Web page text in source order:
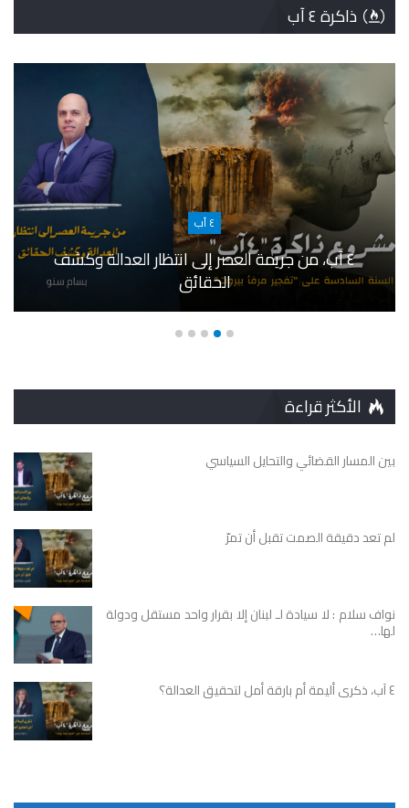
ذاكرة ٤ آب
٤ آب
٤ آب، من جريمة العصر إلى انتظار العدالة وكشف
الحقائق
الأكثر قراءة
بين المسار القضائي والتحايل السياسي
لم تعد دقيقة الصمت تقبل أن تمرّ
نواف سلام : لا سيادة لـ لبنان إلا بقرار واحد مستقل ودولة
لها…
٤ آب، ذكرى أليمة أم بارقة أمل لتحقيق العدالة؟